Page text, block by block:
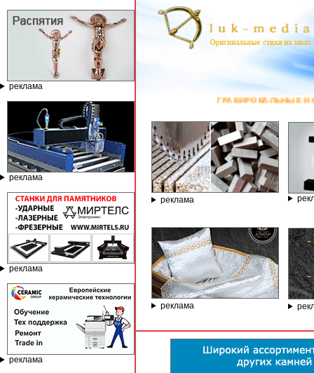
реклама
реклама
реклама
реклама
ГРАВИРОВАЛЬНЫЕ И ФРЕЗЕРНЫЕ СТАНКИ ПО
реклама
реклама